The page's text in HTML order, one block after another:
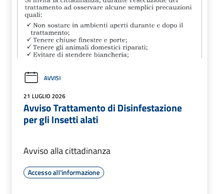
AVVISI
21 LUGLIO 2026
Avviso Trattamento di Disinfestazione
per gli Insetti alati
Avviso alla cittadinanza
Accesso all'informazione